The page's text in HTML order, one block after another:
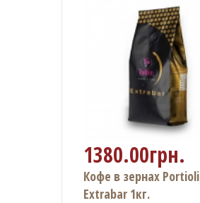
1380.00грн.
Кофе в зернах Portioli
Extrabar 1кг.